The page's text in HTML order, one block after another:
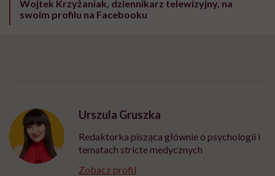
Wojtek Krzyżaniak, dziennikarz telewizyjny, na
swoim profilu na Facebooku
Urszula Gruszka
Redaktorka pisząca głównie o psychologii i
tematach stricte medycznych
Zobacz profil